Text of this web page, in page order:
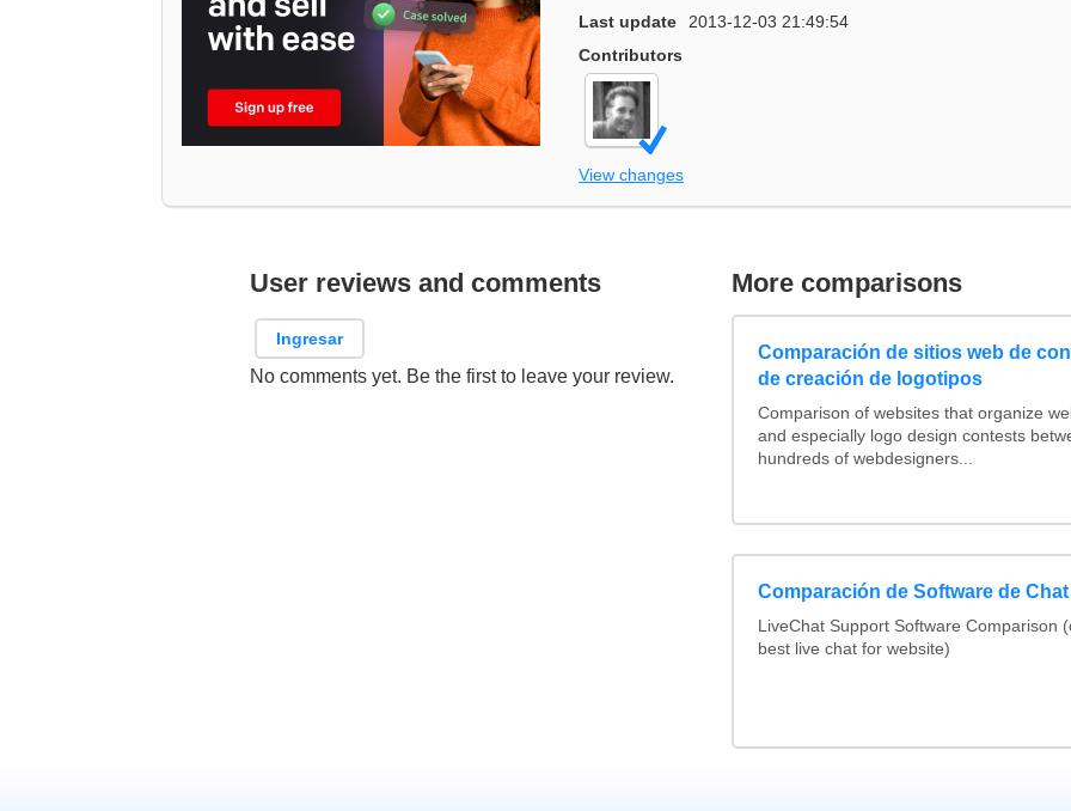
Last update
2013-12-03 21:49:54
Contributors
View changes
User reviews and comments
Ingresar
No comments yet. Be the first to leave your review.
More comparisons
Comparación de sitios web de
de creación de logotipos
Comparison of websites that organize
and especially logo design contests
hundreds of webdesigners...
Comparación de Software de
LiveChat Support Software Comparison
best live chat for website)